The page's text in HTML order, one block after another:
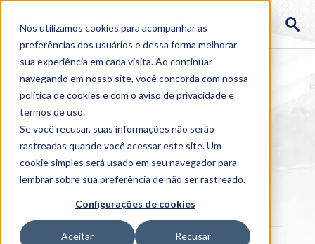
Nós utilizamos cookies para acompanhar as
preferências dos usuários e dessa forma melhorar
sua experiência em cada visita. Ao continuar
navegando em nosso site, você concorda com nossa
política de cookies e com o aviso deprivacidade e
termos de uso.
Se você recusar, suas informações não serão
rastreadas quando você acessar este site. Um
cookie simples será usado em seu navegador para
lembrar sobre sua preferência de não ser rastreado.
Configurações de cookies
Aceitar Recusar
EAD Lato Sensu